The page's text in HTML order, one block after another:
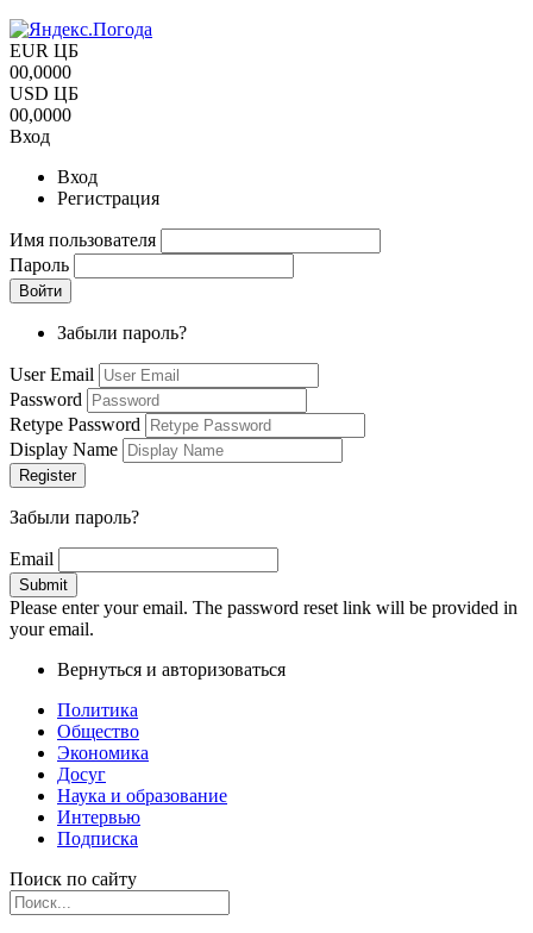
EUR ЦБ
00,0000
USD ЦБ
00,0000
Вход
Вход
Регистрация
Имя пользователя
Пароль
Забыли пароль?
User Email
Password
Retype Password
Display Name
Забыли пароль?
Email
Please enter your email. The password reset link will be provided in
your email.
Вернуться и авторизоваться
Политика
Общество
Экономика
Досуг
Наука и образование
Интервью
Подписка
Поиск по сайту